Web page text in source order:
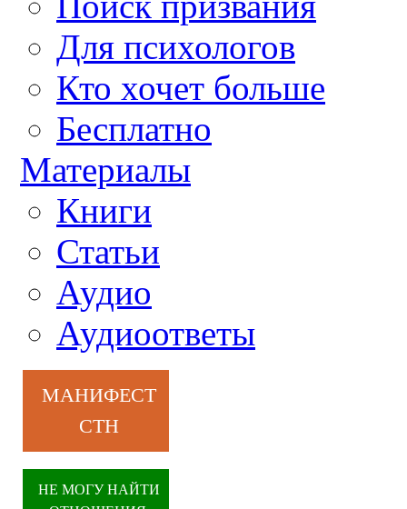
Для психологов
Кто хочет больше
Бесплатно
Материалы
Книги
Статьи
Аудио
Аудиоответы
МАНИФЕСТ
СТН
НЕ МОГУ НАЙТИ